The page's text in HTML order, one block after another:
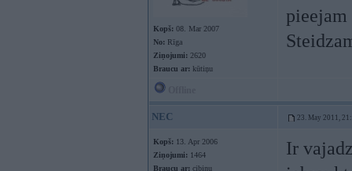
Kopš: 08. Mar 2007
No: Rīga
Ziņojumi: 2620
Braucu ar: kūtiņu
pieejam
NEC 23. May 2011,
Kopš: 13. Apr 2006
Ziņojumi: 1464
Braucu ar: cibiņu
Ir